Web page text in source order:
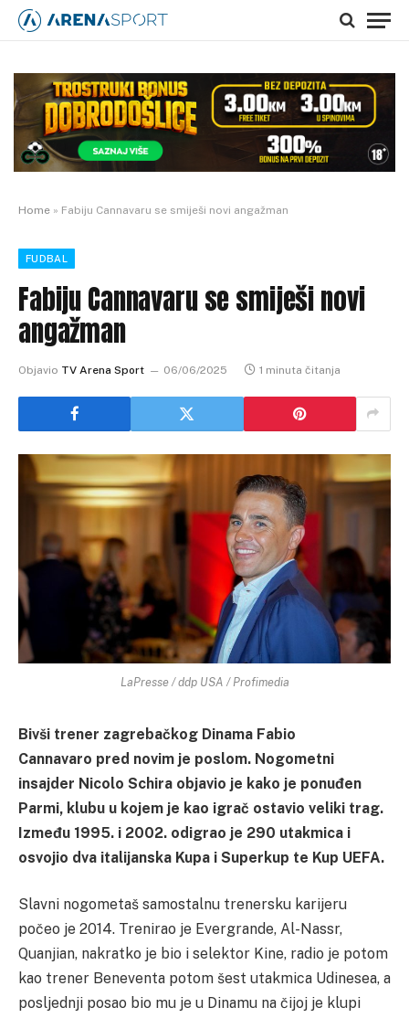
Home » Fabiju Cannavaru se smiješi novi angažman
FUDBAL
Fabiju Cannavaru se smiješi novi
angažman
Objavio TV Arena Sport 06/06/2025 1 minuta čitanja
LaPresse / ddp USA / Profimedia
Bivši trener zagrebačkog Dinama Fabio
Cannavaro pred novim je poslom. Nogometni
insajder Nicolo Schira objavio je kako je ponuđen
Parmi, klubu u kojem je kao igrač ostavio veliki trag.
Između 1995. i 2002. odigrao je 290 utakmica i
osvojio dva italijanska Kupa i Superkup te Kup UEFA.
Slavni nogometaš samostalnu trenersku karijeru
počeo je 2014. Trenirao je Evergrande, Al-Nassr,
Quanjian, nakratko je bio i selektor Kine, radio je potom
kao trener Beneventa potom šest utakmica Udinesea, a
posljednji posao bio mu je u Dinamu na čijoj je klupi